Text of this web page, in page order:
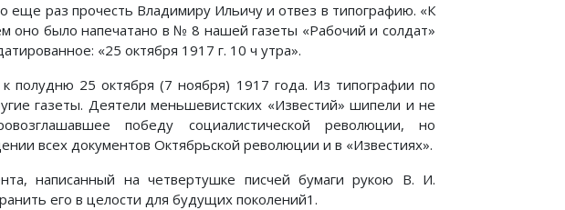
еще раз прочесть Владимиру Ильичу и отвез в типографию. «К
оно было напечатано в № 8 нашей газеты «Рабочий и солдат»
«25 октября 1917 г. 10 ч утра».
полудню 25 октября (7 ноября) 1917 года. Из типографии по
газеты. Деятели меньшевистских «Известий» шипели и не
победу социалистической революции, но
всех документов Октябрьской революции и в «Известиях».
написанный на четвертушке писчей бумаги рукою В. И.
его в целости для будущих поколений1.